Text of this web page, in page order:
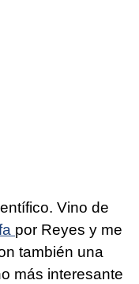
Vino de
por Reyes y me
también una
más interesante